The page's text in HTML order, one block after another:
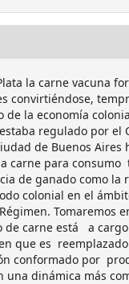
la carne vacuna
convirtiéndose,
la economía
regulado por el
de Buenos Aires
carne para
de ganado como la
colonial en el
Tomaremos
de carne está a
que es
conformado por
una dinámica más